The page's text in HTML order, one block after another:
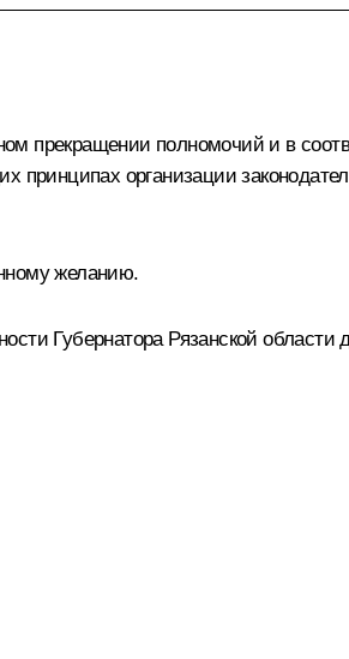
прекращении полномочий и в
принципах организации
желанию.
Губернатора Рязанской области